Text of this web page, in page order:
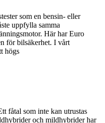
som en bensin- eller
uppfylla samma
Här har Euro
för bilsäkerhet. I vårt
högs
fåtal som inte kan utrustas
och mildhybrider har